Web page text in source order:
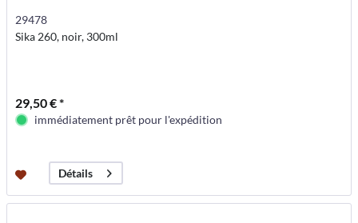
29478
Sika 260, noir, 300ml
29,50 € *
immédiatement prêt pour l'expédition
Détails